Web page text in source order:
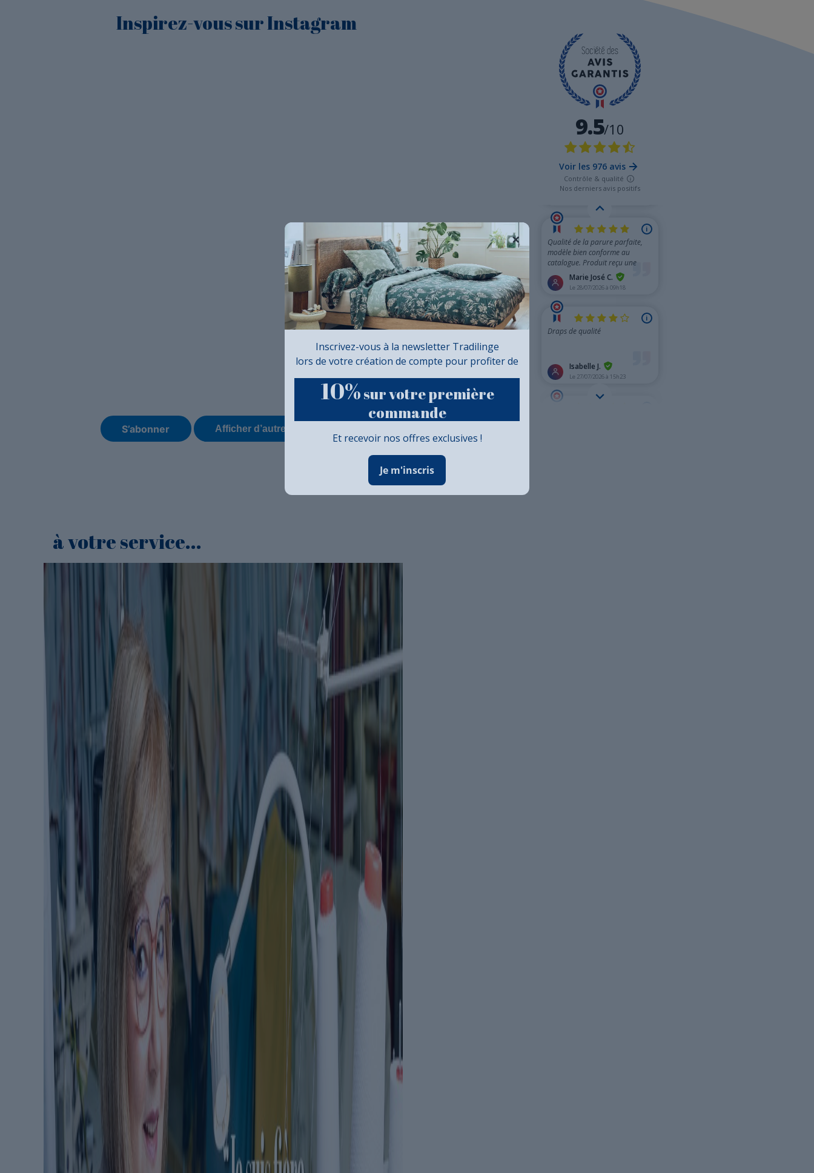
Inspirez-vous sur Instagram
à votre service...
×
Inscrivez-vous à la newsletter Tradilinge
lors de votre création de compte pour profiter de
10%sur votre première
commande
Et recevoir nos offres exclusives !
Je m'inscris